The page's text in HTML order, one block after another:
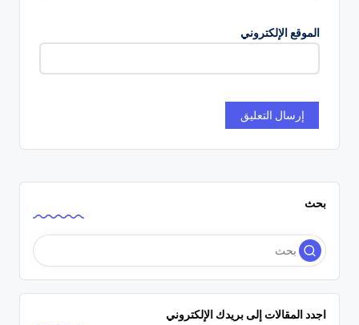
الموقع الإلكتروني
بحث
اجدد المقالات إلى بريدك الإلكتروني